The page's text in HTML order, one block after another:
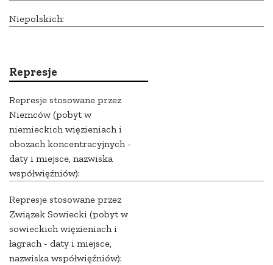
Niepolskich:
Represje
Represje stosowane przez
Niemców (pobyt w
niemieckich więzieniach i
obozach koncentracyjnych -
daty i miejsce, nazwiska
współwięźniów):
Represje stosowane przez
Związek Sowiecki (pobyt w
sowieckich więzieniach i
łagrach - daty i miejsce,
nazwiska współwięźniów):